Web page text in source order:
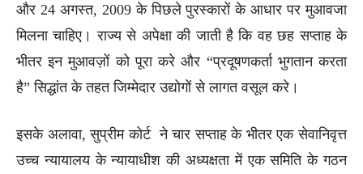
और 24 अगस्त, 2009 के पिछले पुरस्कारों के आधार पर मुआवजा
मिलना चाहिए। राज्य से अपेक्षा की जाती है कि वह छह सप्ताह के
भीतर इन मुआवज़ों को पूरा करे और “प्रदूषणकर्ता भुगतान करता
है” सिद्धांत के तहत जिम्मेदार उद्योगों से लागत वसूल करे।
इसके अलावा, सुप्रीम कोर्ट ने चार सप्ताह के भीतर एक सेवानिवृत्त
उच्च न्यायालय के न्यायाधीश की अध्यक्षता में एक समिति के गठन